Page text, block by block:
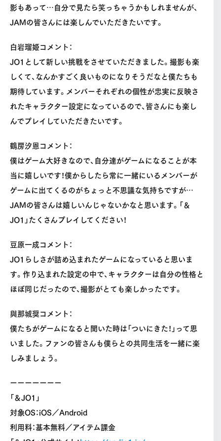
影もあって…自分で見たら笑っちゃうかもしれませんが、
JAMの皆さんには楽しんでいただきたいです。
白岩瑠姫コメント：
JO1として新しい挑戦をさせていただきました。撮影も楽
しくて、なんかすごく良いものになりそうだなと僕たちも
期待しています。メンバーそれぞれの個性が忠実に反映さ
れたキャラクター設定になっているので、皆さんにも楽し
んでプレイしていただきたいです。
鶴房汐恩コメント：
僕はゲーム大好きなので、自分達がゲームになることが本
当に嬉しいです！僕からしたら常に一緒にいるメンバーが
ゲームに出てくるのがちょっと不思議な気持ちですが…
JAMの皆さんは嬉しいんじゃないかなと思います。「＆
JO1」たくさんプレイしてください！
豆原一成コメント：
JO1らしさが詰め込まれたゲームになっていると思いま
す。作り込まれた設定の中で、キャラクターは自分の性格と
ほぼ同じだったので、撮影がとても楽しかったです。
與那城奨コメント：
僕たちがゲームになると聞いた時は「ついにきた！」って思
いました。ファンの皆さんも僕らとの共同生活を一緒に楽
しみましょう。
ーーーーーーー
「＆JO1」
対象OS：iOS／Android
利用料：基本無料／アイテム課金